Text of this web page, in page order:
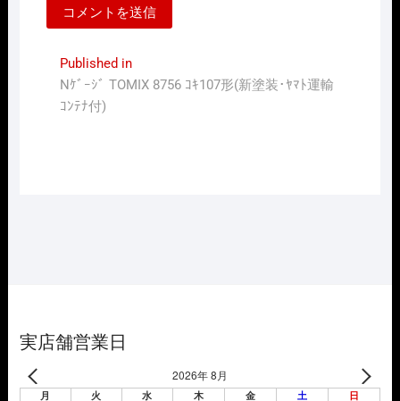
投
稿
Published in
Nｹﾞｰｼﾞ TOMIX 8756 ｺｷ107形(新塗装･ﾔﾏﾄ運輸
ｺﾝﾃﾅ付)
実店舗営業日
2026年 8月
月 火 水 木 金 土 日